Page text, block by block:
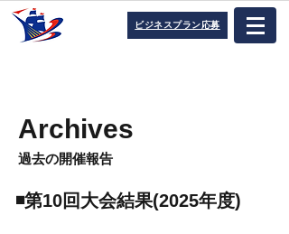
ビジネスプラン応募
Archives
​過去の開催報告
​◾️第10回大会結果(2025年度)